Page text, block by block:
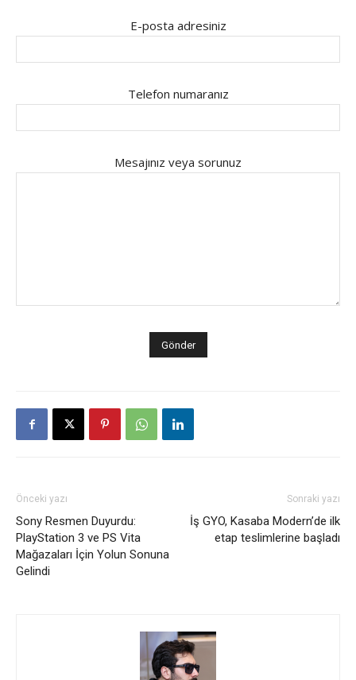
E-posta adresiniz
Telefon numaranız
Mesajınız veya sorunuz
Önceki yazı
Sony Resmen Duyurdu:
PlayStation 3 ve PS Vita
Mağazaları İçin Yolun Sonuna
Gelindi
Sonraki yazı
İş GYO, Kasaba Modern’de ilk
etap teslimlerine başladı